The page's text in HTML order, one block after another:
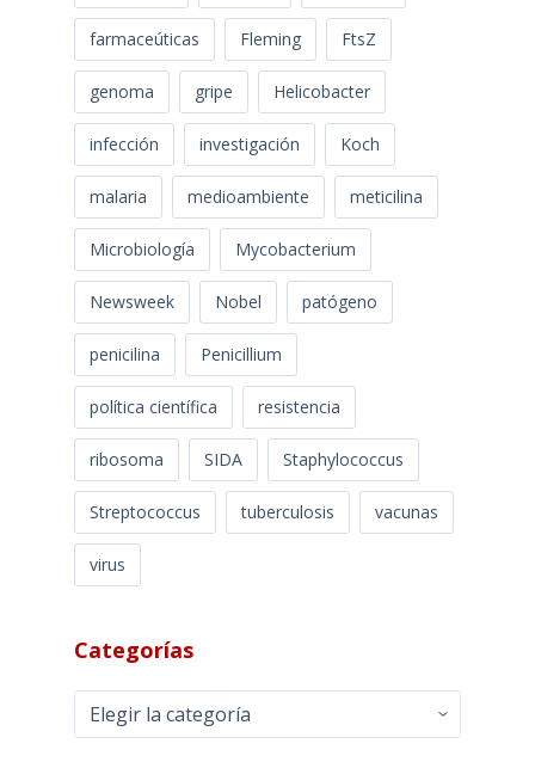
farmaceúticas Fleming FtsZ
genoma gripe Helicobacter
infección investigación Koch
malaria medioambiente meticilina
Microbiología Mycobacterium
Newsweek Nobel patógeno
penicilina Penicillium
política científica resistencia
ribosoma SIDA Staphylococcus
Streptococcus tuberculosis vacunas
virus
Categorías
Categorías